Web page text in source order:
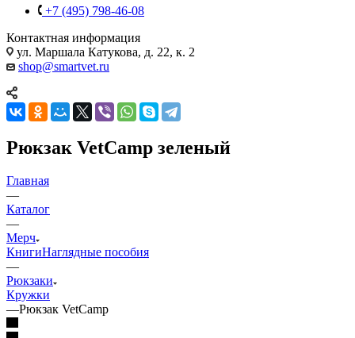
+7 (495) 798-46-08
Контактная информация
ул. Маршала Катукова, д. 22, к. 2
shop@smartvet.ru
Рюкзак VetCamp зеленый
Главная
—
Каталог
—
Мерч
КнигиНаглядные пособия
—
Рюкзаки
Кружки
—Рюкзак VetCamp